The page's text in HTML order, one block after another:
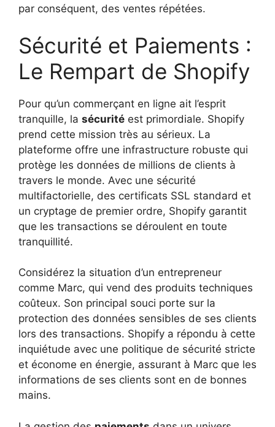
par conséquent, des ventes répétées.
Sécurité et Paiements :
Le Rempart de Shopify
Pour qu’un commerçant en ligne ait l’esprit
tranquille, la sécurité est primordiale. Shopify
prend cette mission très au sérieux. La
plateforme offre une infrastructure robuste qui
protège les données de millions de clients à
travers le monde. Avec une sécurité
multifactorielle, des certificats SSL standard et
un cryptage de premier ordre, Shopify garantit
que les transactions se déroulent en toute
tranquillité.
Considérez la situation d’un entrepreneur
comme Marc, qui vend des produits techniques
coûteux. Son principal souci porte sur la
protection des données sensibles de ses clients
lors des transactions. Shopify a répondu à cette
inquiétude avec une politique de sécurité stricte
et économe en énergie, assurant à Marc que les
informations de ses clients sont en de bonnes
mains.